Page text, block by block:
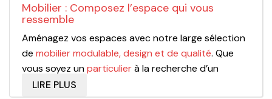
Mobilier : Composez l’espace qui vous
ressemble
Aménagez vos espaces avec notre large sélection
de mobilier modulable, design et de qualité. Que
vous soyez unparticulierà la recherche d’un
intérieur unique, ou un
LIRE PLUS